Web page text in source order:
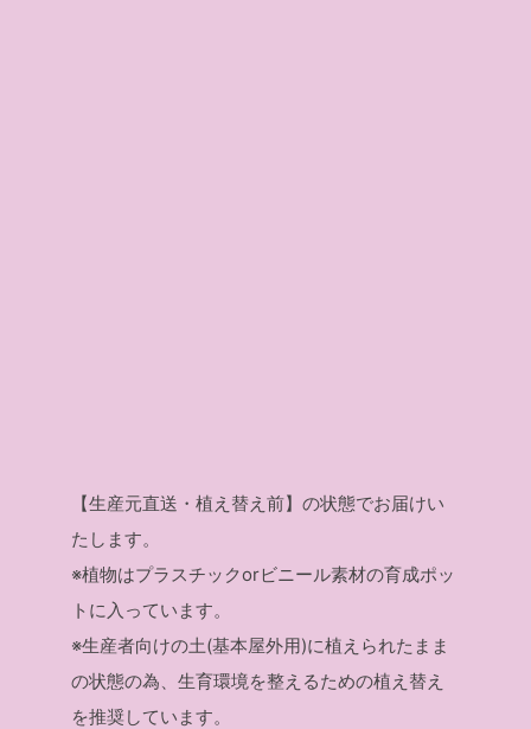
【生産元直送・植え替え前】の状態でお届けい
たします。
※植物はプラスチックorビニール素材の育成ポッ
トに入っています。
※生産者向けの土(基本屋外用)に植えられたまま
の状態の為、生育環境を整えるための植え替え
を推奨しています。